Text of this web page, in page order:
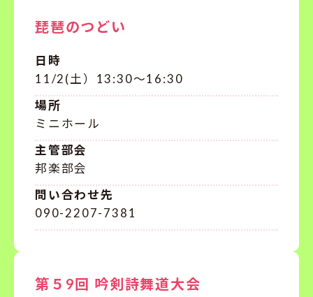
琵琶のつどい
日時
11/2(土）13:30～16:30
場所
ミニホール
主管部会
邦楽部会
問い合わせ先
090-2207-7381
第５9回 吟剣詩舞道大会